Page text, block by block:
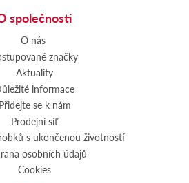
společnosti
O nás
značky
Aktuality
informace
Přidejte se k nám
Prodejní síť
s ukončenou životností
osobních údajů
Cookies